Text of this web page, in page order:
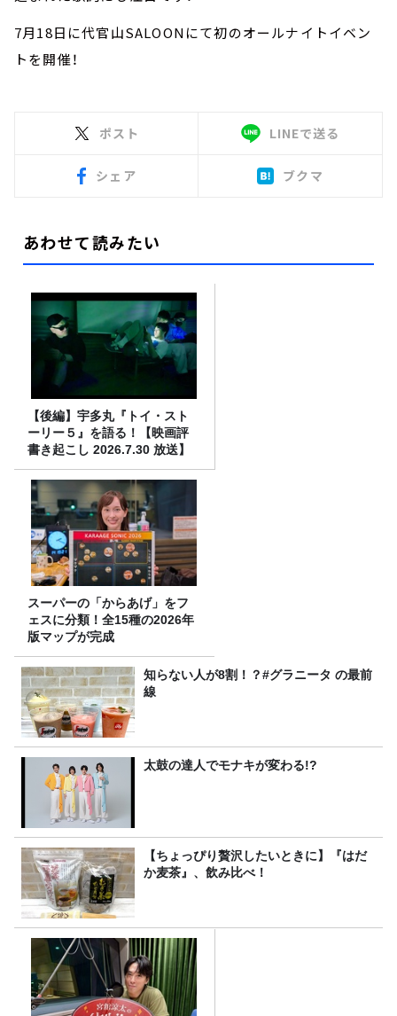
7月18日に代官山SALOONにて初のオールナイトイベン
トを開催！
ポスト LINEで送る
シェア ブクマ
あわせて読みたい
【後編】宇多丸『トイ・スト
ーリー５』を語る！【映画評
書き起こし 2026.7.30 放送】
スーパーの「からあげ」をフ
ェスに分類！全15種の2026年
版マップが完成
知らない人が8割！？#グラニータ の最前
線
太鼓の達人でモナキが変わる!?
【ちょっぴり贅沢したいときに】『はだ
か麦茶』、飲み比べ！